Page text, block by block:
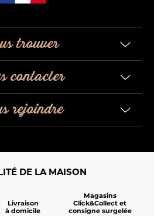
trouver
contacter
rejoindre
DE LA MAISON
Livraison
à domicile
Magasins
Click&Collect et
consigne surgelée